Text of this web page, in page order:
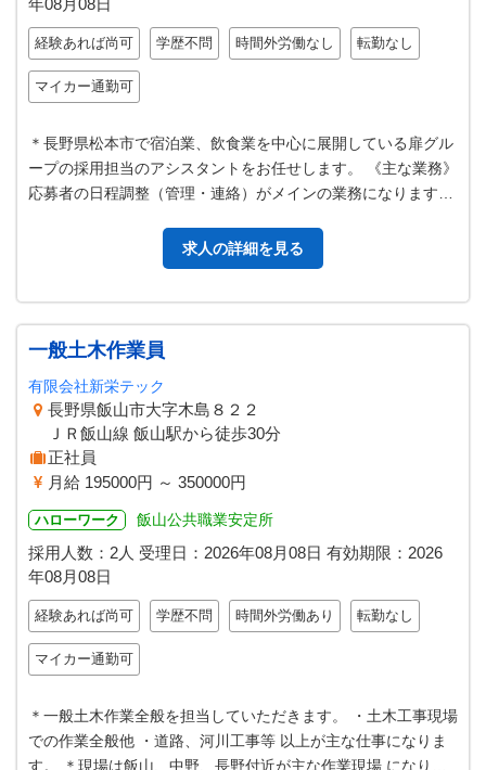
年08月08日
経験あれば尚可 学歴不問 時間外労働なし 転勤なし
マイカー通勤可
＊長野県松本市で宿泊業、飲食業を中心に展開している扉グル
ープの採用担当のアシスタントをお任せします。 《主な業務》
応募者の日程調整（管理・連絡）がメインの業務になります。
求人の詳細を見る
一般土木作業員
有限会社新栄テック
長野県飯山市大字木島８２２
ＪＲ飯山線 飯山駅から徒歩30分
正社員
月給 195000円 ～ 350000円
ハローワーク 飯山公共職業安定所
採用人数：2人 受理日： 2026年08月08日 有効期限： 2026
年08月08日
経験あれば尚可 学歴不問 時間外労働あり 転勤なし
マイカー通勤可
＊一般土木作業全般を担当していただきます。 ・土木工事現場
での作業全般他 ・道路、河川工事等 以上が主な仕事になりま
す。 ＊現場は飯山、中野、長野付近が主な作業現場 になりま